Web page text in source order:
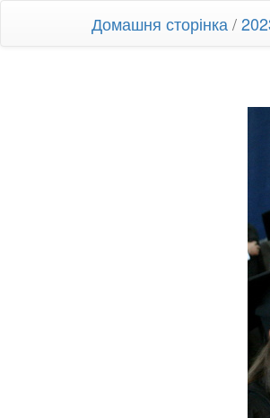
Домашня сторінка /